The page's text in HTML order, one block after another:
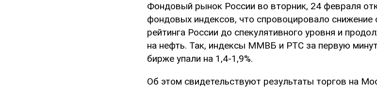
Фондовый рынок России во вторник, 24 февраля
фондовых индексов, что спровоцировало снижение
рейтинга России до спекулятивного уровня и
на нефть. Так, индексы ММВБ и РТС за первую
бирже упали на 1,4-1,9%.
Об этом свидетельствуют результаты торгов на